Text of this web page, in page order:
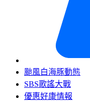
颱風白海豚動態
SBS歌謠大戰
優惠好康情報